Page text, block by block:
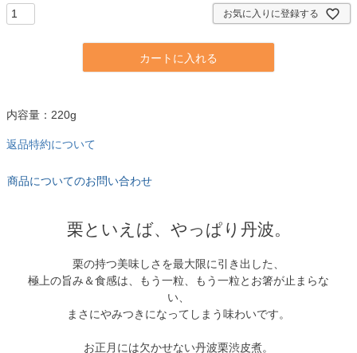
お気に入りに登録する
カートに入れる
内容量：220g
返品特約について
商品についてのお問い合わせ
栗といえば、やっぱり丹波。
栗の持つ美味しさを最大限に引き出した、
極上の旨み＆食感は、もう一粒、もう一粒とお箸が止まらな
い、
まさにやみつきになってしまう味わいです。
お正月には欠かせない丹波栗渋皮煮。